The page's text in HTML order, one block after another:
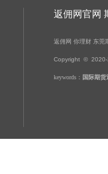
返佣网官网
返佣网 你理财 东莞
Copyright © 2020-
keywords： 国际期货